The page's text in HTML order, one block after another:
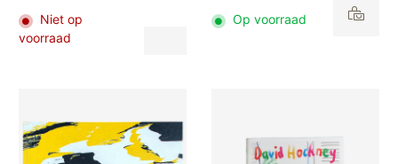
Niet op
voorraad
Op voorraad